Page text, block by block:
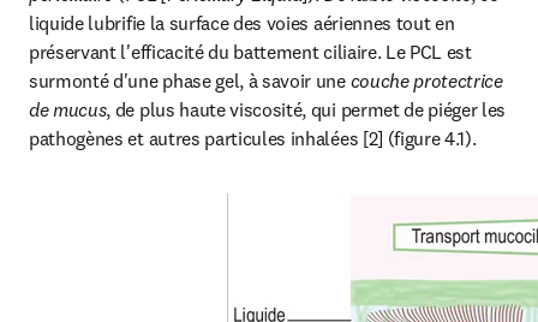
liquide lubrifie la surface des voies aériennes tout en
préservant l'efficacité du battement ciliaire. Le PCL est
surmonté d'une phase gel, à savoir une couche protectrice
de mucus, de plus haute viscosité, qui permet de piéger les
pathogènes et autres particules inhalées [2] (figure 4.1).